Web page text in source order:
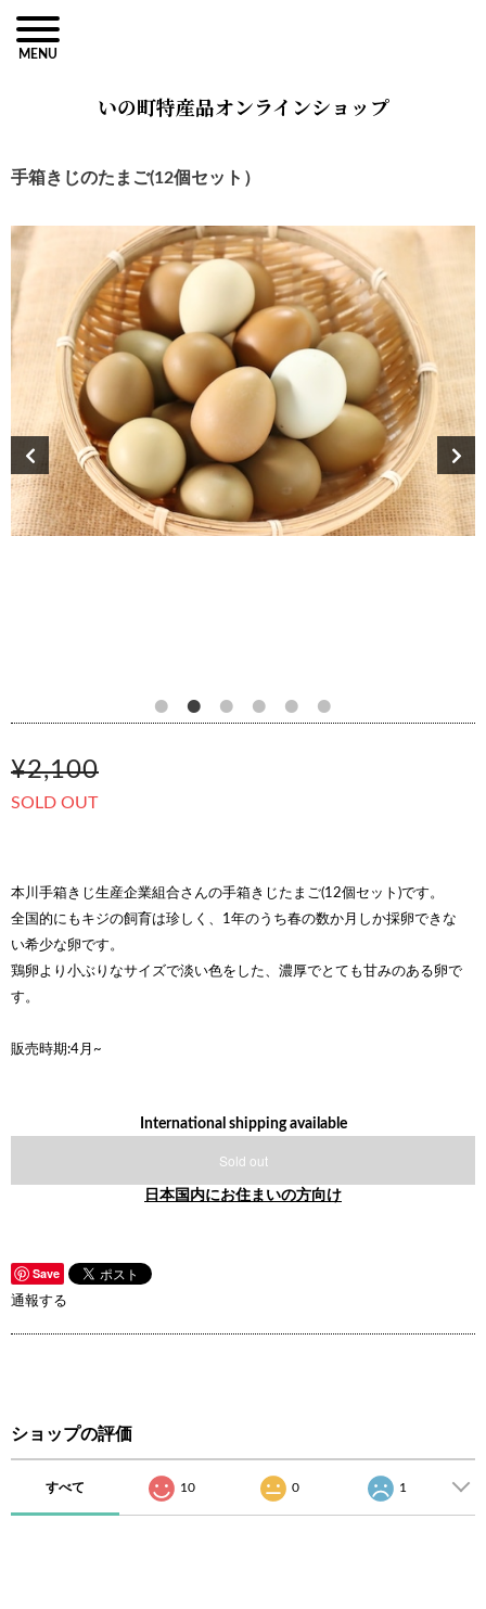
MENU
いの町特産品オンラインショップ
手箱きじのたまご(12個セット）
¥2,100
SOLD OUT
本川手箱きじ生産企業組合さんの手箱きじたまご(12個セット)です。
全国的にもキジの飼育は珍しく、1年のうち春の数か月しか採卵できな
い希少な卵です。
鶏卵より小ぶりなサイズで淡い色をした、濃厚でとても甘みのある卵で
す。
販売時期:4月~
International shipping available
Sold out
日本国内にお住まいの方向け
Save
通報する
ショップの評価
すべて 10 0 1